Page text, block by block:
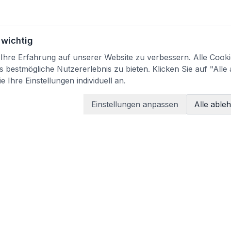
wichtig
Erfahrung auf unserer Website zu verbessern. Alle
bestmögliche Nutzererlebnis zu bieten. Klicken Sie auf "Alle
Ihre Einstellungen individuell an.
Einstellungen anpassen Alle